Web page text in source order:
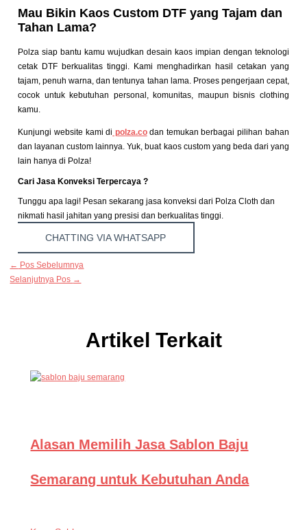
Mau Bikin Kaos Custom DTF yang Tajam dan
Tahan Lama?
Polza siap bantu kamu wujudkan desain kaos impian dengan teknologi
cetak DTF berkualitas tinggi. Kami menghadirkan hasil cetakan yang
tajam, penuh warna, dan tentunya tahan lama. Proses pengerjaan cepat,
cocok untuk kebutuhan personal, komunitas, maupun bisnis clothing
kamu.
Kunjungi website kami di polza.codan temukan berbagai pilihan bahan
dan layanan custom lainnya. Yuk, buat kaos custom yang beda dari yang
lain hanya di Polza!
Cari Jasa Konveksi Terpercaya ?
Tunggu apa lagi! Pesan sekarang jasa konveksi dari Polza Cloth dan
nikmati hasil jahitan yang presisi dan berkualitas tinggi.
CHATTING VIA WHATSAPP
← Pos Sebelumnya
Selanjutnya Pos →
Artikel Terkait
Alasan Memilih Jasa Sablon Baju
Semarang untuk Kebutuhan Anda